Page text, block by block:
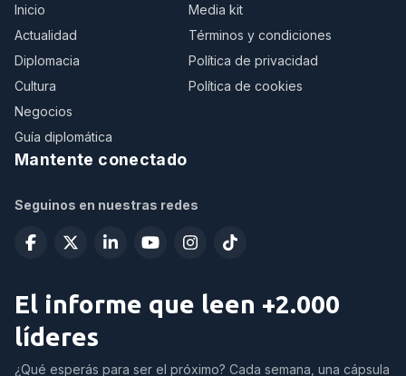
Inicio
Actualidad
Diplomacia
Cultura
Negocios
Guía diplomática
Media kit
Términos y condiciones
Política de privacidad
Política de cookies
Mantente conectado
Seguinos en nuestras redes
El informe que leen +2.000
líderes
¿Qué esperás para ser el próximo? Cada semana, una cápsula